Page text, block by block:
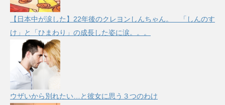
【日本中が涙した】22年後のクレヨンしんちゃん。 「しんのす
け」と「ひまわり」の成長した姿に涙。。。
ウザいから別れたい…と彼女に思う３つのわけ